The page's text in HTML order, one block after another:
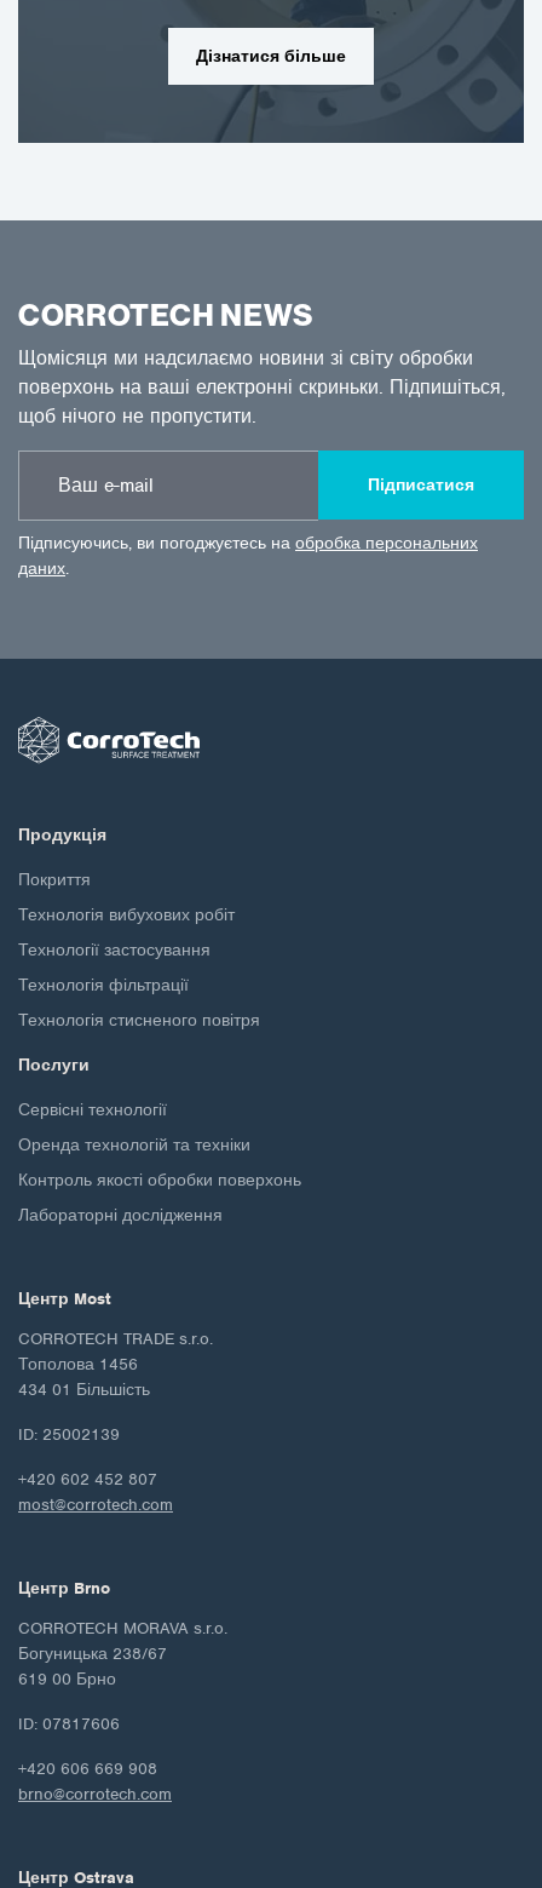
Дізнатися більше
CORROTECH NEWS
Щомісяця ми надсилаємо новини зі світу обробки
поверхонь на ваші електронні скриньки. Підпишіться,
щоб нічого не пропустити.
Підписатися
Підписуючись, ви погоджуєтесь на обробка персональних
даних.
Продукція
Покриття
Технологія вибухових робіт
Технології застосування
Технологія фільтрації
Технологія стисненого повітря
Послуги
Сервісні технології
Оренда технологій та техніки
Контроль якості обробки поверхонь
Лабораторні дослідження
Центр Most
CORROTECH TRADE s.r.o.
Тополова 1456
434 01 Більшість
ID: 25002139
+420 602 452 807
most@corrotech.com
Центр Brno
CORROTECH MORAVA s.r.o.
Богуницька 238/67
619 00 Брно
ID: 07817606
+420 606 669 908
brno@corrotech.com
Центр Ostrava